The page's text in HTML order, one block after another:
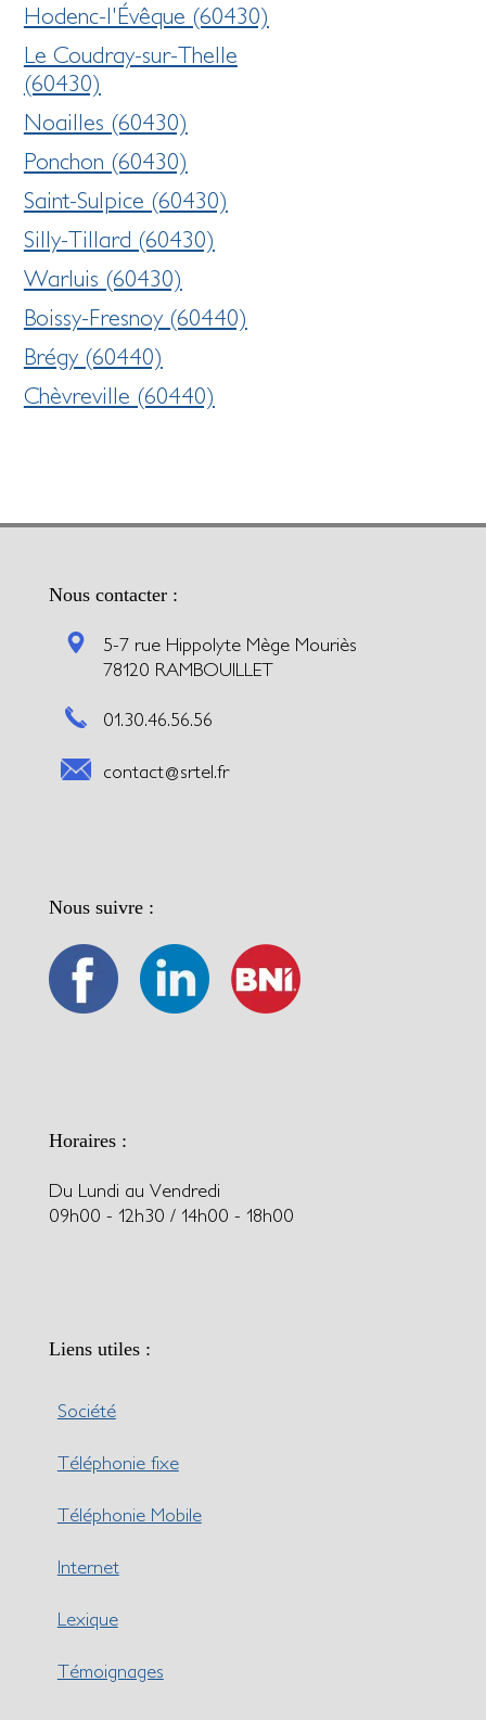
Hodenc-l'Évêque (60430)
Le Coudray-sur-Thelle
(60430)
Noailles (60430)
Ponchon (60430)
Saint-Sulpice (60430)
Silly-Tillard (60430)
Warluis (60430)
Boissy-Fresnoy (60440)
Brégy (60440)
Chèvreville (60440)
Nous contacter :
5-7 rue Hippolyte Mège Mouriès
78120 RAMBOUILLET
01.30.46.56.56
contact@srtel.fr
Nous suivre :
Horaires :
Du Lundi au Vendredi
09h00 - 12h30 / 14h00 - 18h00
Liens utiles :
Société
Téléphonie fixe
Téléphonie Mobile
Internet
Lexique
Témoignages